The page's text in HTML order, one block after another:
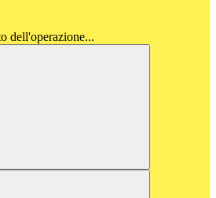
dell'operazione...